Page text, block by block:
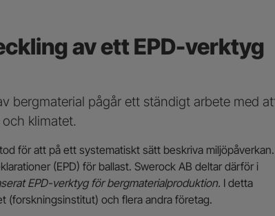
av ett EPD-verktyg
bergmaterial pågår ett ständigt arbete med
klimatet.
för att på ett systematiskt sätt beskriva miljöpåverkan.
(EPD) för ballast. Swerock AB deltar därför i
EPD-verktyg för bergmaterialproduktion. I detta
(forskningsinstitut) och flera andra företag.